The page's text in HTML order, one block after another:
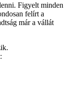
Figyelt minden
felírt a
már a vállát